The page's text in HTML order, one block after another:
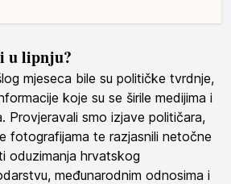
u lipnju?
mjeseca bile su političke tvrdnje,
koje su se širile medijima i
Provjeravali smo izjave političara,
fotografijama te razjasnili netočne
oduzimanja hrvatskog
međunarodnim odnosima i